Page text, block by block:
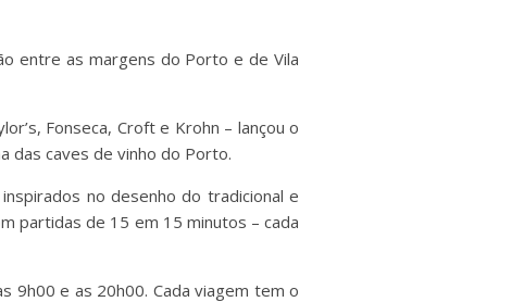
entre as margens do Porto e de Vila
Fonseca, Croft e Krohn – lançou o
das caves de vinho do Porto.
no desenho do tradicional e
partidas de 15 em 15 minutos – cada
9h00 e as 20h00. Cada viagem tem o